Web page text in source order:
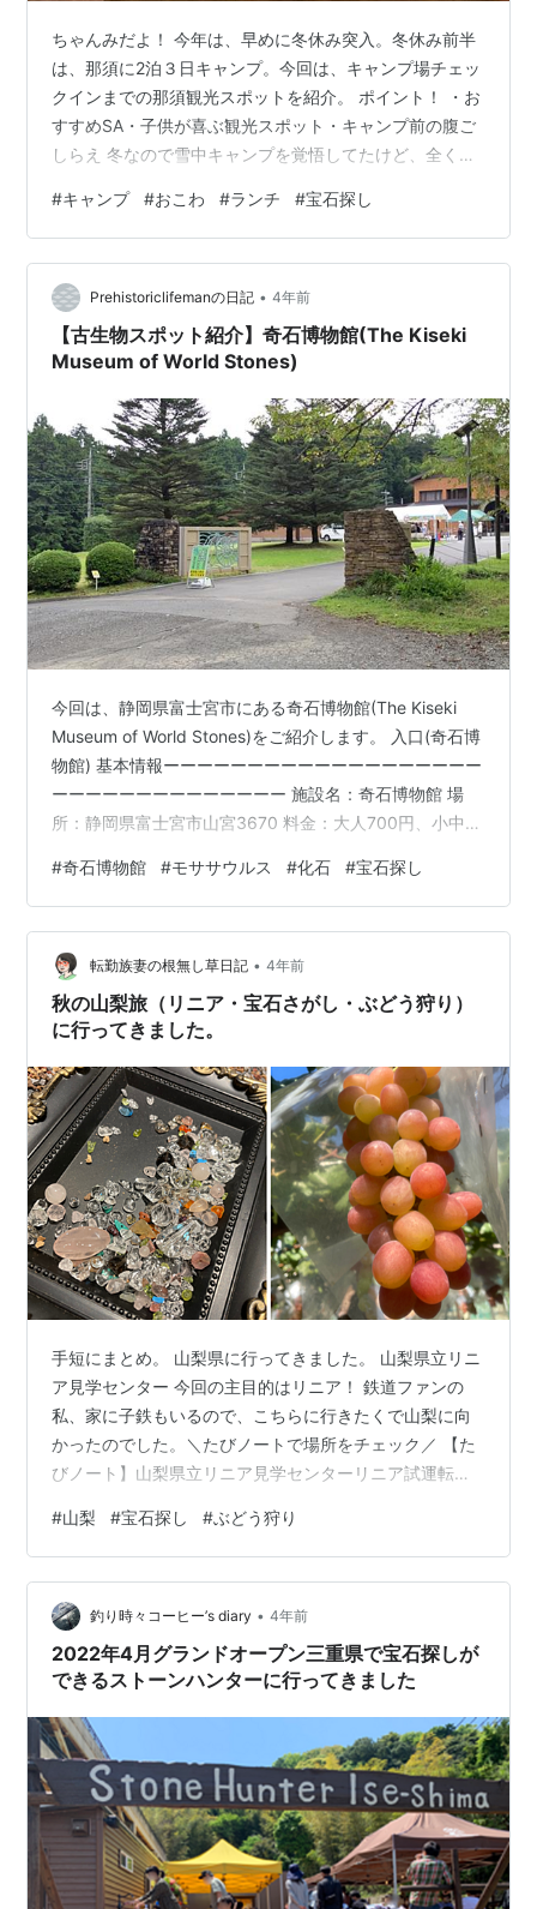
ちゃんみだよ！ 今年は、早めに冬休み突入。冬休み前半
は、那須に2泊３日キャンプ。今回は、キャンプ場チェッ
クインまでの那須観光スポットを紹介。 ポイント！ ・お
すすめSA・子供が喜ぶ観光スポット・キャンプ前の腹ご
しらえ 冬なので雪中キャンプを覚悟してたけど、全く雪
の免許を持っていない。運転は全て夫任せ。 だいたい帰
り道はウトウトと帰ってきます😅（きっと今回も寝てく
るだろう） 今回のキャンプ場は、「キャンプ&キャビン
ズ」 かなり人気のキャンプ場らしく、なんとか２泊３日
で予約できました。 このキャンプ場は、事前情報による
と、、、 基本的に子供がいな…
#キャンプ #おこわ #ランチ #宝石探し
Prehistoriclifemanの日記 • 4年前
【古生物スポット紹介】奇石博物館(The Kiseki
Museum of World Stones)
今回は、静岡県富士宮市にある奇石博物館(The Kiseki
Museum of World Stones)をご紹介します。 入口(奇石博
物館) 基本情報ーーーーーーーーーーーーーーーーーーー
ーーーーーーーーーーーーーー 施設名：奇石博物館 場
所：静岡県富士宮市山宮3670 料金：大人700円、小中高
ウス、ステノプテリギウス等の実物全身骨格 その他：化
石以外の様々な鉱物展示の他、宝石探し体験ができる施
設がある ★おススメ度 Ｂランク 評価理由ーーーーーー
ーーーーーーーーーーーーーーーーーーーーーーーーー
ーーー ◎プラス点 ・敷地内に入ってす…
#奇石博物館 #モササウルス #化石 #宝石探し
転勤族妻の根無し草日記 • 4年前
秋の山梨旅（リニア・宝石さがし・ぶどう狩り）
に行ってきました。
手短にまとめ。 山梨県に行ってきました。 山梨県立リニ
ア見学センター 今回の主目的はリニア！ 鉄道ファンの
私、家に子鉄もいるので、こちらに行きたくで山梨に向
かったのでした。＼たびノートで場所をチェック／ 【た
びノート】山梨県立リニア見学センターリニア試運転の
かもアナウンスしてくれるので、みんなが窓際でカメラ
を構えます。 瞬く間に通過しますけど…！シュンッ🚝リ
ニアの試運転をご紹介させてください。
@YamanashiLinear pic.twitter.com/y52BLoDHxJ— すみ
れ🏃‍♀️青梅30k (@sumirecocco) Se…
#山梨 #宝石探し #ぶどう狩り
釣り時々コーヒー’s diary • 4年前
2022年4月グランドオープン三重県で宝石探しが
できるストーンハンターに行ってきました